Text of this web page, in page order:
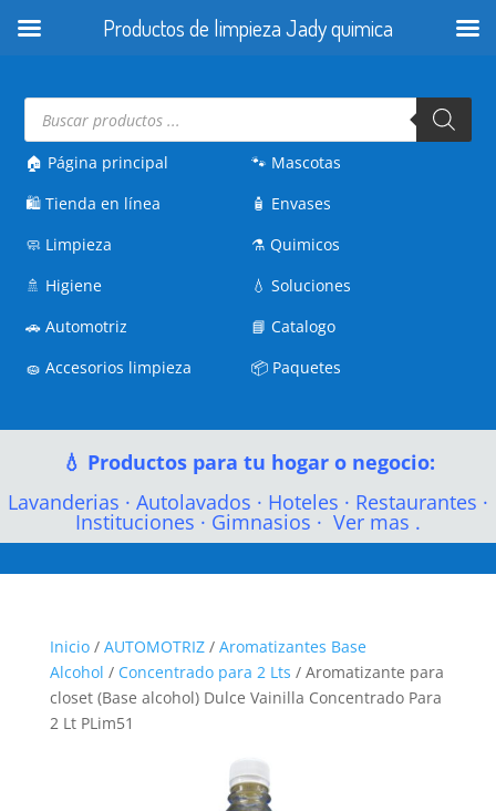
Búsqueda
productos
🏠 Página principal
🛍️Tienda en línea
🧼 Limpieza
🚿 Higiene
🚗Automotriz
🧽Accesorios limpieza
🐾 Mascotas
🧴 Envases
⚗️Quimicos
💧Soluciones
📘Catalogo
📦 Paquetes
💧 Productos para tu hogar o negocio:
Lavanderias · Autolavados · Hoteles · Restaurantes ·
Instituciones · Gimnasios · Ver mas .
Inicio/ AUTOMOTRIZ/ Aromatizantes Base
Alcohol / Concentrado para 2 Lts / Aromatizante para
closet (Base alcohol) Dulce Vainilla Concentrado Para
2 Lt PLim51
Productos de limpieza Jady quimica